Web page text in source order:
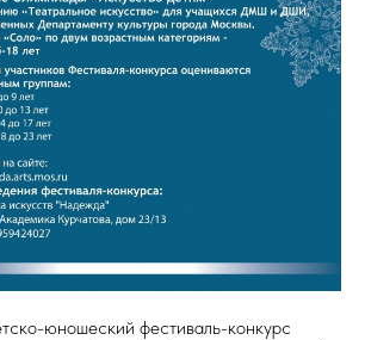
юношеский фестиваль-конкурс